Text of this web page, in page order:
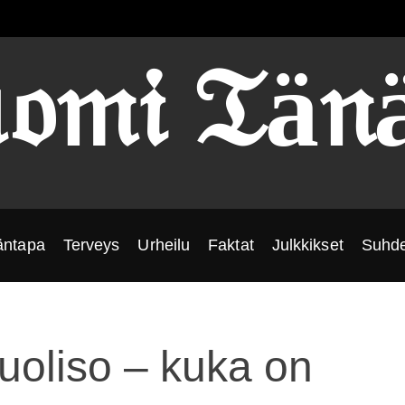
Terveys Urheilu Faktat Julkkikset
– kuka on